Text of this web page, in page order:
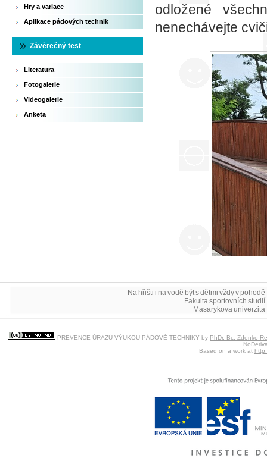
Hry a variace
Aplikace pádových technik
Závěrečný test
Literatura
Fotogalerie
Videogalerie
Anketa
odložené
nenechávejte
Na hřišti i na vodě být s dětmi vždy v pohodě
Fakulta sportovních studií
Masarykova univerzita
PREVENCE ÚRAZŮ VÝUKOU PÁDOVÉ TECHNIKY by PhDr. Bc. Zdenko
Based on a work at